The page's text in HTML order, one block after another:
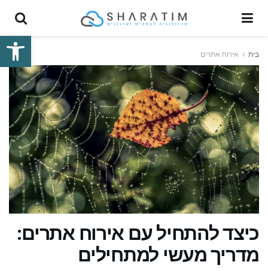
פתח
בית אירוח אתרים
כיצד להתחיל עם אירוח אתרים:
מדריך מעשי למתחילים